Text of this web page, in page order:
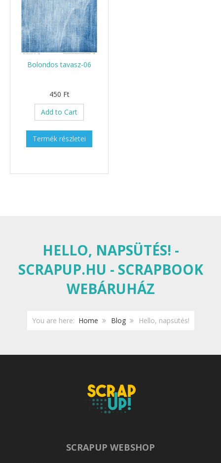
Bolondos tavasz-06
450 Ft
Add to Cart
Termék részletei
HELLO, NAPSÜTÉS! -
SCRAPUP.HU - SCRAPBOOK
WEBÁRUHÁZ
You are here: Home Blog Hello, napsütés!
SCRAPUP WEBSHOP